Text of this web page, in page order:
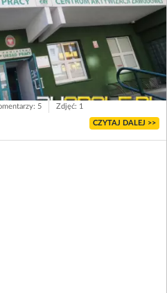
5 Zdjęć: 1
CZYTAJ DALEJ >>